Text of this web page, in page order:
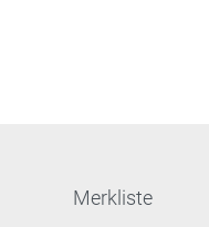
Merkliste